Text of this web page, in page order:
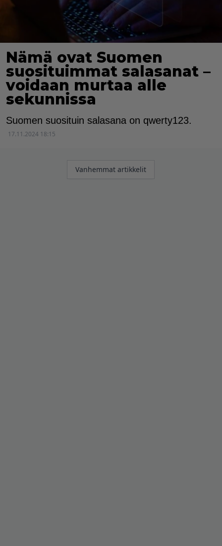
Nämä ovat Suomen
suosituimmat salasanat –
voidaan murtaa alle
sekunnissa
Suomen suosituin salasana on qwerty123.
17.11.2024 18:15
Artikkelien
Vanhemmat artikkelit